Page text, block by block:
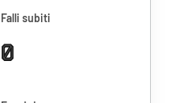
Falli subiti
0